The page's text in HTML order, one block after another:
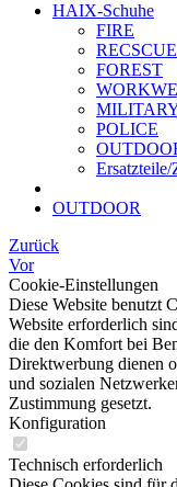
HAIX-Schuhe
FIRE
FOREST
POLICE
Ersatzteile/
OUTDOOR
Zurück
Vor
Cookie-Einstellungen
Diese Website benutzt
Website erforderlich
die den Komfort bei
Direktwerbung dienen
und sozialen
Zustimmung gesetzt.
Konfiguration
Technisch erforderlich